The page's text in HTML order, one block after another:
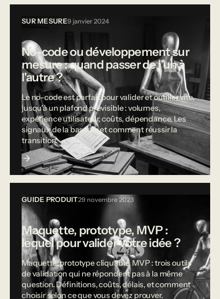
SUR MESURE9 janvier 2024
No-code ou développement sur
mesure : quand passer de l'un à
l'autre ?
Le no-code est parfait pour valider et outiller vite,
jusqu'à un plafond prévisible : volumes,
expérience utilisateur, coûts, dépendance. Les
signaux de la bascule et comment réussir la
transition.
GUIDE PRODUIT29 novembre 2023
Maquette, prototype, MVP :
lequel pour valider votre idée ?
Maquette, prototype cliquable, MVP : trois outils
de validation qui ne répondent pas à la même
question. Définitions, coûts, délais, et comment
choisir selon ce que vous devez prouver.